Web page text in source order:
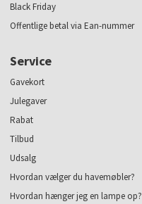
Black Friday
Offentlige betal via Ean-nummer
Service
Gavekort
Julegaver
Rabat
Tilbud
Udsalg
Hvordan vælger du havemøbler?
Hvordan hænger jeg en lampe op?